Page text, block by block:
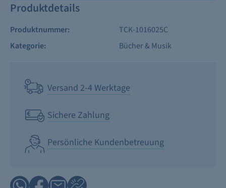
Produktdetails
Produktnummer:
TCK-1016025C
Kategorie:
Bücher & Musik
Versand 2-4 Werktage
Sichere Zahlung
Persönliche Kundenbetreuung